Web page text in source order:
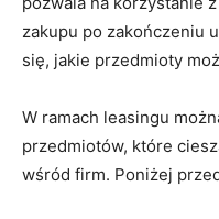
zakupu⁢ po zakończeniu
się, jakie⁣ przedmioty
W ramach leasingu​
⁣przedmiotów, które​
wśród firm. ‍Poniżej